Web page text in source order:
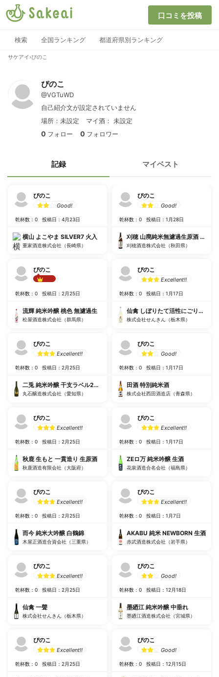
口コミを投稿
検索 全国ランキング 都道府県別ランキング
サケアイ ›ぴのこ
ぴのこ
@VGTuWD
自己紹介文が設定されていません
場所：未設定
マイ酒： 未設定
0 フォロー 0 フォロワー
記録 マイベスト
ぴのこ
Good!
乾杯数：0 投稿日：4月23日
横山 よこやま SILVER7 火入
重家酒造株式会社（長崎県）
ぴのこ
乾杯数：0 投稿日：2月25日
流輝 純米吟醸 桃色 無濾過生
松屋酒造株式会社（群馬県）
ぴのこ
Excellent!!
乾杯数：0 投稿日：2月25日
二兎 純米吟醸 干支ラベル2023 直汲み 生原酒
丸石醸造株式会社（愛知県）
ぴのこ
Excellent!!
乾杯数：0 投稿日：2月25日
秋鹿 生もと 一貫造り 生原酒
秋鹿酒造有限会社（大阪府）
ぴのこ
Excellent!!
乾杯数：0 投稿日：2月25日
而今 純米大吟醸 白鶴錦
木屋正酒造合資会社（三重県）
ぴのこ
Excellent!!
乾杯数：0 投稿日：2月25日
仙禽 一聲
株式会社せんきん（栃木県）
ぴのこ
Excellent!!
乾杯数：0 投稿日：2月25日
ぴのこ
Good!
乾杯数：0 投稿日：1月28日
刈穂 山廃純米無濾過生原酒 番外
刈穂酒造株式会社（秋田県）
ぴのこ
Excellent!!
乾杯数：0 投稿日：1月17日
仙禽 しぼりたて活性にごり酒 雪だ
株式会社せんきん（栃木県）
ぴのこ
Good!
乾杯数：0 投稿日：1月17日
田酒 特別純米酒
株式会社西田酒造店（青森県）
ぴのこ
Excellent!!
乾杯数：0 投稿日：1月17日
ZEロ万 純米吟醸 生酒
花泉酒造合名会社（福島県）
ぴのこ
Excellent!!
乾杯数：0 投稿日：1月7日
AKABU 純米 NEWBORN 生酒
赤武酒造株式会社（岩手県）
ぴのこ
Good!
乾杯数：0 投稿日：12月18日
墨廼江 純米吟醸 中垂れ
墨廼江酒造株式会社（宮城県）
ぴのこ
Good!
乾杯数：0 投稿日：12月15日